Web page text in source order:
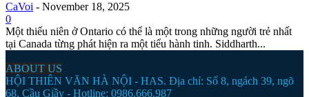
CaVoi - November 18, 2025
0
Một thiếu niên ở Ontario có thể là một trong những người trẻ nhất
tại Canada từng phát hiện ra một tiểu hành tinh. Siddharth...
ABOUT US
HỘI THIÊN VĂN HÀ NỘI - HAS. Địa chỉ: Số 8, ngách 39, ngõ
68, Cầu Giầy - Hotline: 0986.666.987